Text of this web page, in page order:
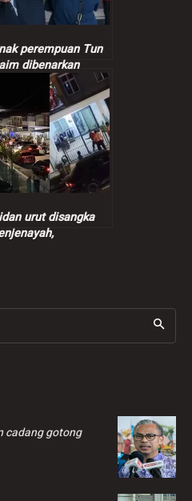
perempuan Tun
dibenarkan
peroleh pasport secara
urut disangka
cadang gotong